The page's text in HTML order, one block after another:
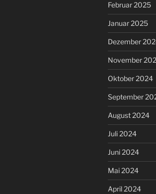
Februar 2025
Januar 2025
Dezember
November
Oktober 2024
September
August 2024
Juli 2024
Juni 2024
Mai 2024
April 2024